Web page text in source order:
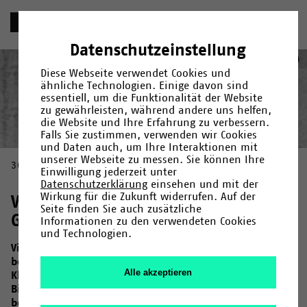
Deutsch English )
1976
Jahr Suche
Kategorie
Gründung/ Fakultäten und Einrichtungen/Campus/ Menschen
Forschung/Kultur /Uni-Leben
1967 /1968 /1969 /1971/ 1972/1973/1974/
1976
/1978/1979/1980 /1982/1983 / 1984/1985/ 1987
/1992/1993/ 1994/1995/1996 1997 1998
/2006/2007/2009/2011/2013/ 2014 /2015/
2019
/2020/2023/2024
30.11.1976
Vom Zebrafink zum CeBiTec – Die
Gründung der Fakultät für Biologie
Vier Jahre nach Gründung der Universität Bielefeld
beginnt 1973 mit der Berufung des ersten Professors,
Klaus Immelmann, auch die Geschichte der Biologie in
Bielefeld. 1976 wird schließlich der vierte Professor
berufen, sodass die Fakultät für Biologie mit Professor
Datenschutzeinstellung
Diese Webseite verwendet Cookies und
ähnliche Technologien. Einige davon sind
essentiell, um die Funktionalität der Website
zu gewährleisten, während andere uns helfen,
die Website und Ihre Erfahrung zu verbessern.
Falls Sie zustimmen, verwenden wir Cookies
und Daten auch, um Ihre Interaktionen mit
unserer Webseite zu messen. Sie können Ihre
Einwilligung jederzeit unter
Datenschutzerklärungeinsehen und mit der
Wirkung für die Zukunft widerrufen. Auf der
Seite finden Sie auch zusätzliche
Informationen zu den verwendeten Cookies
und Technologien.
Alle akzeptieren